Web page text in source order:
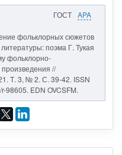
ГОСТ APA
фольклорных сюжетов
поэма Г. Тукая
фольклорно-
//
Т. 3, № 2. С. 39-42. ISSN
98605. EDN OVCSFM.